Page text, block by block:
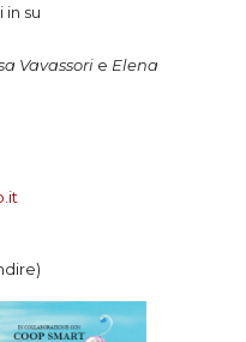
in su
Vavassori e Elena